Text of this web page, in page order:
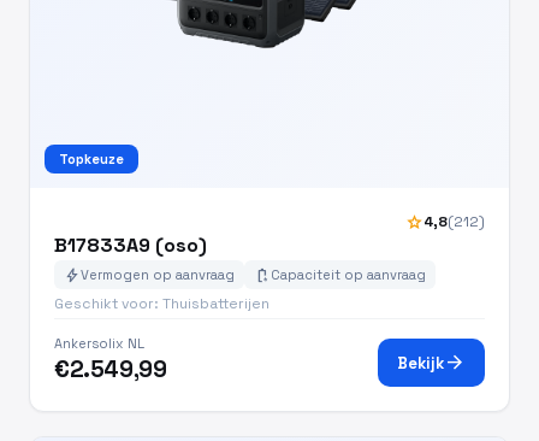
Topkeuze
star4,8(212)
B17833A9 (oso)
boltVermogen op aanvraag battery_charging_full Capaciteit op aanvraag
Geschikt voor: Thuisbatterijen
Ankersolix NL
€2.549,99 Bekijkarrow_forward